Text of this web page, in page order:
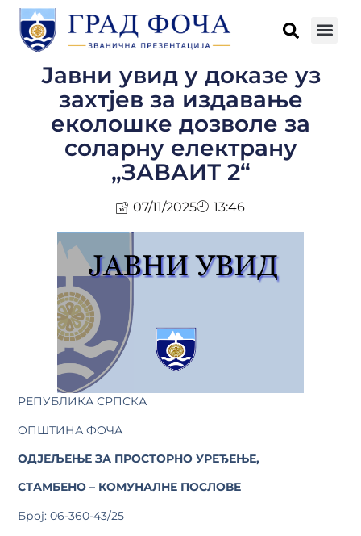
Јавни увид у доказе уз
захтјев за издавање
еколошке дозволе за
соларну електрану
„ЗАВАИТ 2“
07/11/2025 13:46
РЕПУБЛИКА СРПСКА
ОПШТИНА ФОЧА
ОДЈЕЉЕЊЕ ЗА ПРОСТОРНО УРЕЂЕЊЕ,
СТАМБЕНО – КОМУНАЛНЕ ПОСЛОВЕ
Број: 06-360-43/25